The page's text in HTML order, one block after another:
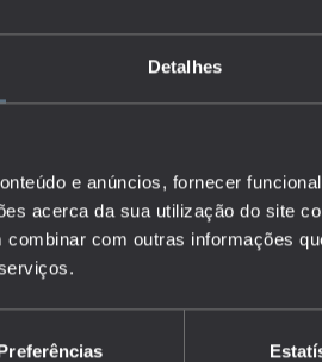
Detalhes
e anúncios, fornecer
acerca da sua utilização do site
combinar com outras informações